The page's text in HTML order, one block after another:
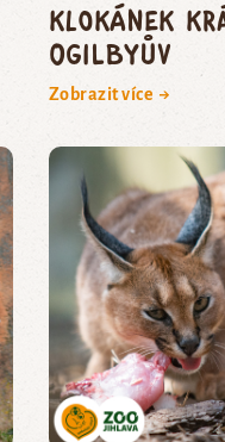
klokánek
Ogilbyův
Zobrazit více →